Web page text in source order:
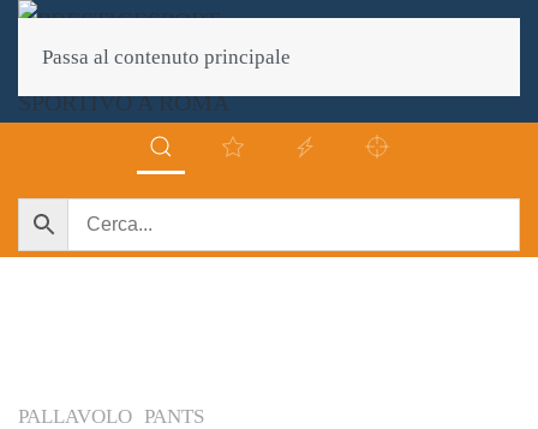
Passa al contenuto principale
PALLAVOLO PANTS